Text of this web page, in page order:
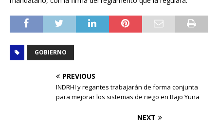
GOBIERNO
PREVIOUS
INDRHI y regantes trabajarán de forma conjunta
para mejorar los sistemas de riego en Bajo Yuna
NEXT